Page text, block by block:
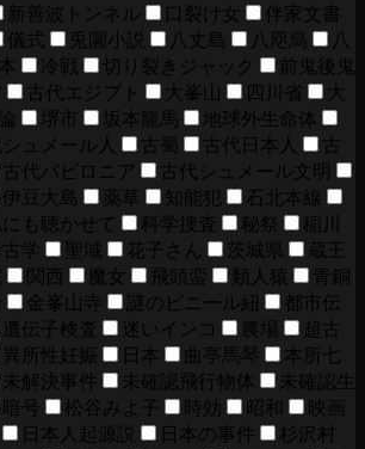
新善波トンネル 口裂け女
伴家文書
儀式 兎園小説 八丈島 八咫烏
八
冷戦 切り裂きジャック
前鬼後鬼
古代エジプト 大峯山 四川省
大
堺市 坂本龍馬
地球外生命体
ュメール人 古蜀 古代日本人
古
古代バビロニア
古代シュメール文明
伊豆大島 薬草 知能犯
石北本線
も聴かせて 科学捜査 秘祭
稲川
学 聖域 花子さん 茨城県
蔵王
関西 魔女 飛頭蛮 類人猿
青銅
金峯山寺 謎のビニール紐
都市伝
遺伝子検査 迷いインコ 農場
超古
異所性妊娠 日本 曲亭馬琴
本所七
未解決事件 未確認飛行物体
未確認生
暗号 松谷みよ子 時効 昭和
映画
日本人起源説 日本の事件
杉沢村